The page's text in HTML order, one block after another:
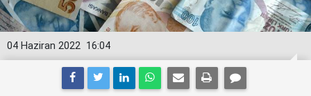
16:04
04 Haziran 2022